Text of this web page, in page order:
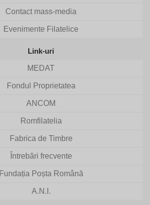
Contact mass-media
Evenimente Filatelice
Link-uri
MEDAT
Fondul Proprietatea
ANCOM
Romfilatelia
Fabrica de Timbre
Întrebări frecvente
Fundația Poșta Română
A.N.I.